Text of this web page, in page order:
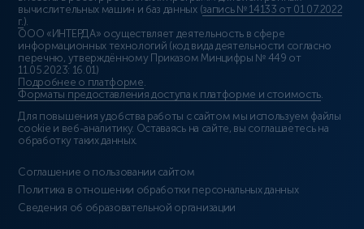
вычислительных машин и баз данных (запись № 14133 от 01.07.2022
г. ).
ООО «ИНТЕРДА» осуществляет деятельность в сфере
информационных технологий (код вида деятельности согласно
перечню, утверждённому Приказом Минцифры № 449 от
11.05.2023: 16.01)
Подробнее о платформе
Форматы предоставления доступа к платформе и стоимость
Для повышения удобства работы с сайтом мы используем файлы
cookie и веб-аналитику. Оставаясь на сайте, вы соглашаетесь на
обработку таких данных.
Соглашение о пользовании сайтом
Политика в отношении обработки персональных данных
Сведения об образовательной организации